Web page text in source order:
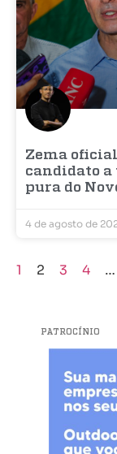
Zema
candidato
pura do
4 de agosto de
1 2 3 4 …
PATROCÍNIO